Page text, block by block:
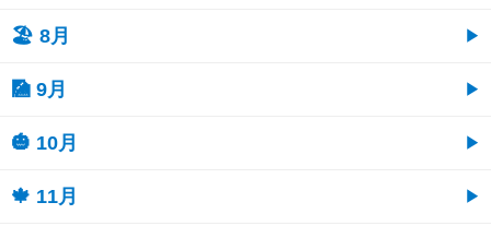
🏖 8月
🎑 9月
🎃 10月
🍁 11月